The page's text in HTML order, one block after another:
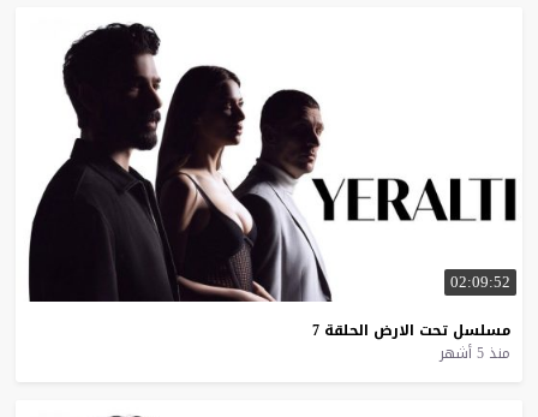
02:09:52
مسلسل تحت الارض الحلقة 7
منذ 5 أشهر